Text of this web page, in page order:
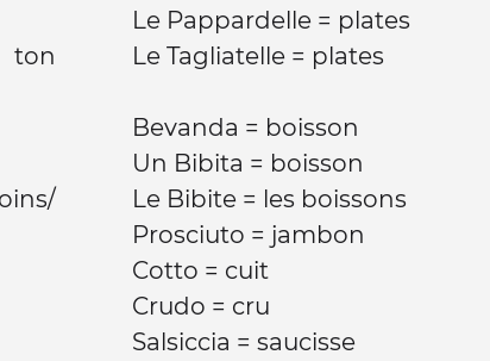
ton
Le Pappardelle = plates
Le Tagliatelle = plates
Bevanda = boisson
Un Bibita = boisson
Le Bibite = les boissons
Prosciuto = jambon
Cotto = cuit
Crudo = cru
Salsiccia = saucisse